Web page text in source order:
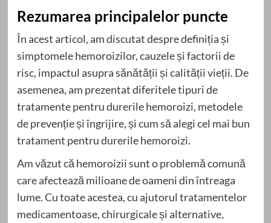
Rezumarea principalelor puncte
În acest articol, am discutat despre definiția și
simptomele hemoroizilor, cauzele și factorii de
risc, impactul asupra sănătății și calității vieții. De
asemenea, am prezentat diferitele tipuri de
tratamente pentru durerile hemoroizi, metodele
de prevenție și îngrijire, și cum să alegi cel mai bun
tratament pentru durerile hemoroizi.
Am văzut că hemoroizii sunt o problemă comună
care afectează milioane de oameni din întreaga
lume. Cu toate acestea, cu ajutorul tratamentelor
medicamentoase, chirurgicale și alternative,